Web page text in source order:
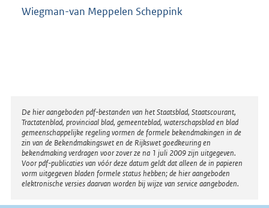
Wiegman-van Meppelen Scheppink
Disclaimer
De hier aangeboden pdf-bestanden van het Staatsblad, Staatscourant,
Tractatenblad, provinciaal blad, gemeenteblad, waterschapsblad en blad
gemeenschappelijke regeling vormen de formele bekendmakingen in de
zin van de Bekendmakingswet en de Rijkswet goedkeuring en
bekendmaking verdragen voor zover ze na 1 juli 2009 zijn uitgegeven.
Voor pdf-publicaties van vóór deze datum geldt dat alleen de in papieren
vorm uitgegeven bladen formele status hebben; de hier aangeboden
elektronische versies daarvan worden bij wijze van service aangeboden.